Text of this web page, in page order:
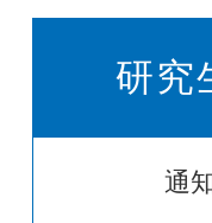
研究
通